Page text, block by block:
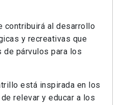
contribuirá al desarrollo
y recreativas que
de párvulos para los
está inspirada en los
relevar y educar a los